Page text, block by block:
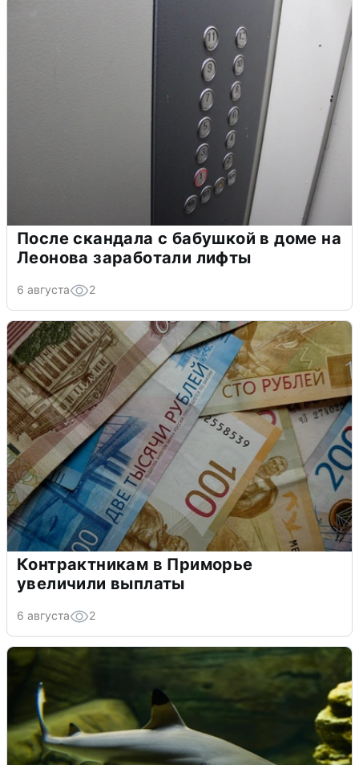
После скандала с бабушкой в доме на
Леонова заработали лифты
6 августа 2
Контрактникам в Приморье
увеличили выплаты
6 августа 2